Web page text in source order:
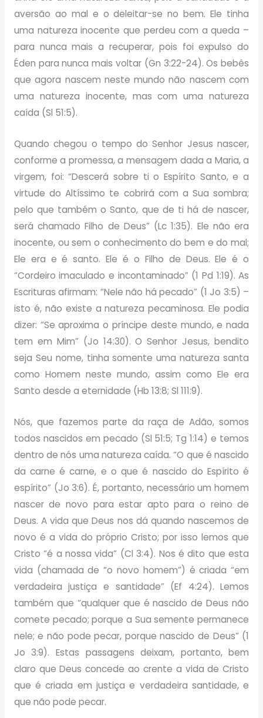
aversão ao mal e o deleitar-se no bem. Ele tinha
uma natureza inocente que perdeu com a queda –
para nunca mais a recuperar, pois foi expulso do
Éden para nunca mais voltar (Gn 3:22-24). Os bebês
que agora nascem neste mundo não nascem com
uma natureza inocente, mas com uma natureza
caída (Sl 51:5).
Quando chegou o tempo do Senhor Jesus nascer,
conforme a promessa, a mensagem dada a Maria, a
virgem, foi: “Descerá sobre ti o Espírito Santo, e a
virtude do Altíssimo te cobrirá com a Sua sombra;
pelo que também o Santo, que de ti há de nascer,
será chamado Filho de Deus” (Lc 1:35). Ele não era
inocente, ou sem o conhecimento do bem e do mal;
Ele era e é santo. Ele é o Filho de Deus. Ele é o
“Cordeiro imaculado e incontaminado” (1 Pd 1:19). As
Escrituras afirmam: “Nele não há pecado” (1 Jo 3:5) –
isto é, não existe a natureza pecaminosa. Ele podia
dizer: “Se aproxima o príncipe deste mundo, e nada
tem em Mim” (Jo 14:30). O Senhor Jesus, bendito
seja Seu nome, tinha somente uma natureza santa
como Homem neste mundo, assim como Ele era
Santo desde a eternidade (Hb 13:8; Sl 111:9).
Nós, que fazemos parte da raça de Adão, somos
todos nascidos em pecado (Sl 51:5; Tg 1:14) e temos
dentro de nós uma natureza caída. “O que é nascido
da carne é carne, e o que é nascido do Espírito é
espírito” (Jo 3:6). É, portanto, necessário um homem
nascer de novo para estar apto para o reino de
Deus. A vida que Deus nos dá quando nascemos de
novo é a vida do próprio Cristo; por isso lemos que
Cristo “é a nossa vida” (Cl 3:4). Nos é dito que esta
vida (chamada de “o novo homem”) é criada “em
verdadeira justiça e santidade” (Ef 4:24). Lemos
também que “qualquer que é nascido de Deus não
comete pecado; porque a Sua semente permanece
nele; e não pode pecar, porque nascido de Deus” (1
Jo 3:9). Estas passagens deixam, portanto, bem
claro que Deus concede ao crente a vida de Cristo
que é criada em justiça e verdadeira santidade, e
que não pode pecar.